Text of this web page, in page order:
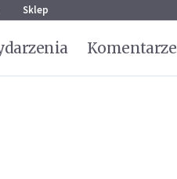
Sklep
Komentarze